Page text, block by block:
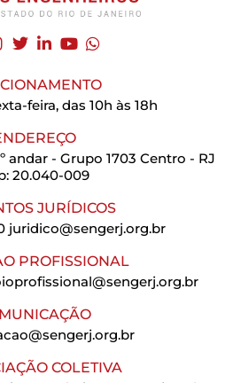
feira, das 10h às 18h
andar - Grupo 1703 Centro - RJ
20.040-009
JURÍDICOS
juridico@sengerj.org.br
PROFISSIONAL
COLETIVA